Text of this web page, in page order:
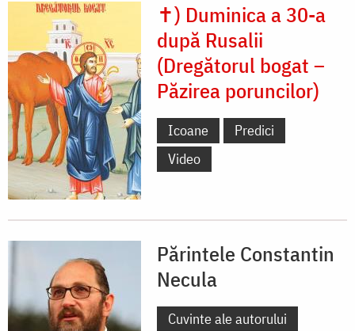
✝) Duminica a 30-a
după Rusalii
(Dregătorul bogat –
Păzirea poruncilor)
Icoane
Predici
Video
Părintele Constantin
Necula
Cuvinte ale autorului